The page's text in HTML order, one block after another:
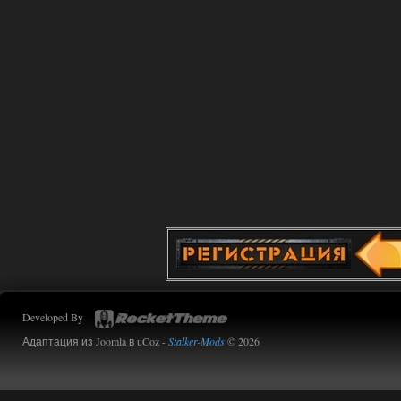
Improved Weapon Pack (I.W.P.) - UPD
06:36
Werdassver
хорош мод! задания
прикольно!
Developed By
Адаптация из Joomla в uCoz -Stalker-Mods© 2026